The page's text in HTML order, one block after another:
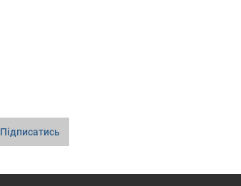
Підписатись